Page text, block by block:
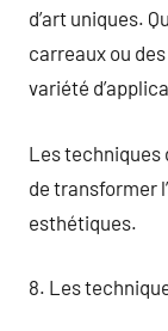
d’art uniques.
carreaux ou
variété
Les techniques
de transformer
esthétiques.
8. Les